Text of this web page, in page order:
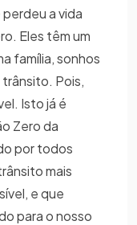
a vida
Eles têm um
família, sonhos
Pois,
Isto já é
Zero da
por todos
mais
e que
para o nosso